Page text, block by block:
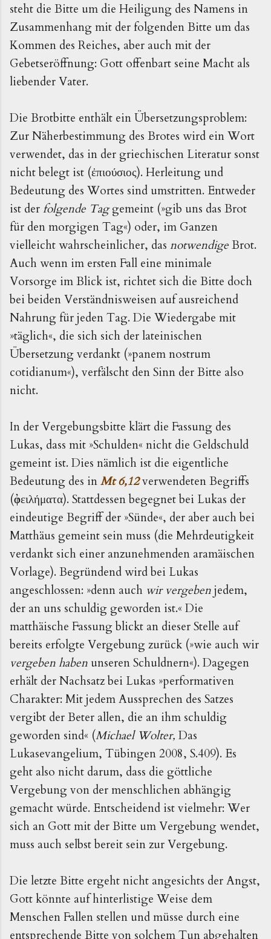
steht die Bitte um die Heiligung des Namens in
Zusammenhang mit der folgenden Bitte um das
Kommen des Reiches, aber auch mit der
Gebetseröffnung: Gott offenbart seine Macht als
liebender Vater.
Die Brotbitte enthält ein Übersetzungsproblem:
Zur Näherbestimmung des Brotes wird ein Wort
verwendet, das in der griechischen Literatur sonst
nicht belegt ist (ἐπιούσιος). Herleitung und
Bedeutung des Wortes sind umstritten. Entweder
ist derfolgende Taggemeint (»gib uns das Brot
für den morgigen Tag«) oder, im Ganzen
vielleicht wahrscheinlicher, das notwendigeBrot.
Auch wenn im ersten Fall eine minimale
Vorsorge im Blick ist, richtet sich die Bitte doch
bei beiden Verständnisweisen auf ausreichend
Nahrung für jeden Tag. Die Wiedergabe mit
»täglich«, die sich sich der lateinischen
Übersetzung verdankt (»panem nostrum
cotidianum«), verfälscht den Sinn der Bitte also
nicht.
In der Vergebungsbitte klärt die Fassung des
Lukas, dass mit »Schulden« nicht die Geldschuld
gemeint ist. Dies nämlich ist die eigentliche
Bedeutung des inMt 6,12verwendeten Begriffs
(ὀφειλήματα). Stattdessen begegnet bei Lukas der
eindeutige Begriff der »Sünde«, der aber auch bei
Matthäus gemeint sein muss (die Mehrdeutigkeit
verdankt sich einer anzunehmenden aramäischen
Vorlage). Begründend wird bei Lukas
angeschlossen: »denn auch wir vergebenjedem,
der an uns schuldig geworden ist.« Die
matthäische Fassung blickt an dieser Stelle auf
bereits erfolgte Vergebung zurück (»wie auch wir
vergeben haben unseren Schuldnern«). Dagegen
erhält der Nachsatz bei Lukas »performativen
Charakter: Mit jedem Aussprechen des Satzes
vergibt der Beter allen, die an ihm schuldig
geworden sind« (Michael Wolter, Das
Lukasevangelium, Tübingen 2008, S.409). Es
geht also nicht darum, dass die göttliche
Vergebung von der menschlichen abhängig
gemacht würde. Entscheidend ist vielmehr: Wer
sich an Gott mit der Bitte um Vergebung wendet,
muss auch selbst bereit sein zur Vergebung.
Die letzte Bitte ergeht nicht angesichts der Angst,
Gott könnte auf hinterlistige Weise dem
Menschen Fallen stellen und müsse durch eine
entsprechende Bitte von solchem Tun abgehalten